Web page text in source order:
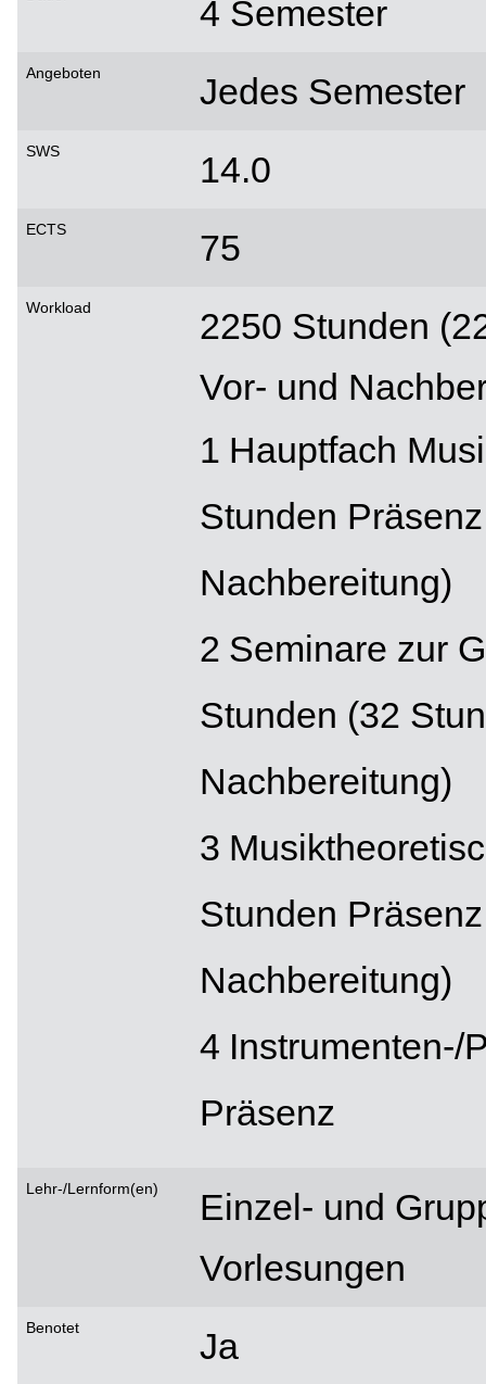
4 Semester
Angeboten Jedes Semester
SWS 14.0
ECTS 75
Workload
2250 Stunden
Vor- und
Hauptfach
Stunden
Nachbereitung)
Seminare zur
Stunden (32
Nachbereitung)
Stunden
Nachbereitung)
Instrumenten-/
Präsenz
Lehr-/Lernform(en)
Einzel- und
Vorlesungen
Benotet Ja